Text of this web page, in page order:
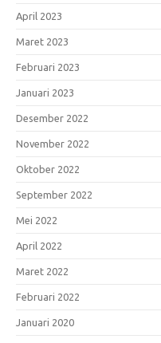
April 2023
Maret 2023
Februari 2023
Januari 2023
Desember 2022
November 2022
Oktober 2022
September 2022
Mei 2022
April 2022
Maret 2022
Februari 2022
Januari 2020